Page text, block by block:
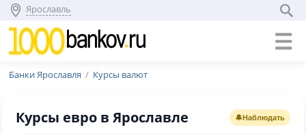
Ярославль
Банки Ярославля Курсы валют
Курсы евро в Ярославле 🔔Наблюдать